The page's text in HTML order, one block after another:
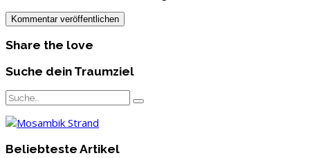
Share the love
Suche dein Traumziel
Beliebteste Artikel